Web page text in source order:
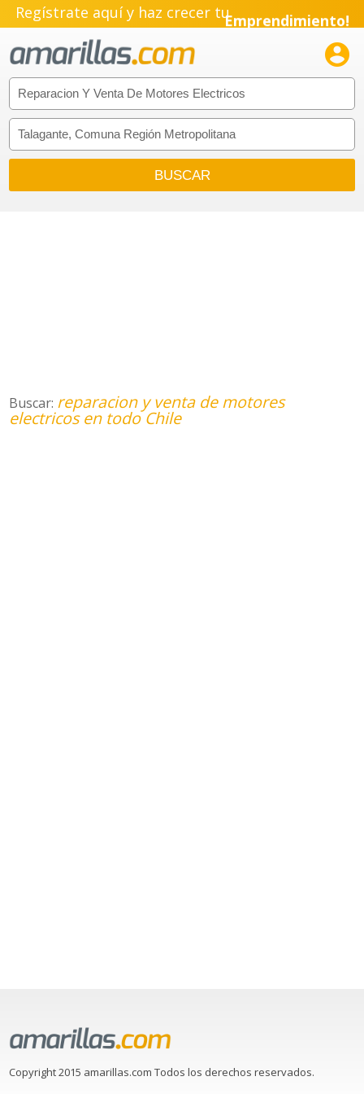
Regístrate aquí y haz crecer tuEmprendimiento!

Buscar: reparacion y venta de motores
electricos en todo Chile
Copyright 2015 amarillas.com Todos los derechos reservados.